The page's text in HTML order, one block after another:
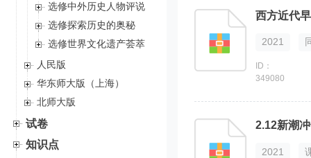
选修中外历史人物评说
选修探索历史的奥秘
选修世界文化遗产荟萃
人民版
华东师大版（上海）
北师大版
试卷
知识点
西方近代
2021
ID：
349080
2.12新潮
2021